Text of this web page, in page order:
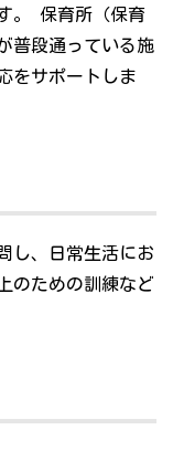
。 保育所（保育
普段通っている施
をサポートしま
し、日常生活にお
のための訓練など